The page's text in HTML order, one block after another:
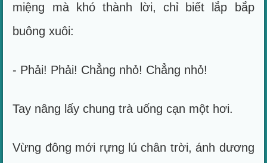
miệng mà khó thành lời, chỉ biết lắp bắp
buông xuôi:
- Phải! Phải! Chẳng nhỏ! Chẳng nhỏ!
Tay nâng lấy chung trà uống cạn một hơi.
Vừng đông mới rựng lú chân trời, ánh dương